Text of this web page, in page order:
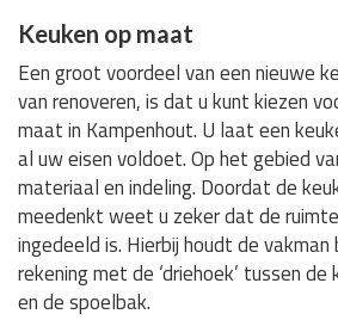
Keuken op maat
Een groot voordeel van een nieuwe
van renoveren, is dat u kunt kiezen
maat in Kampenhout. U laat een
al uw eisen voldoet. Op het gebied
materiaal en indeling. Doordat de
meedenkt weet u zeker dat de
ingedeeld is. Hierbij houdt de
rekening met de ‘driehoek’ tussen
en de spoelbak.